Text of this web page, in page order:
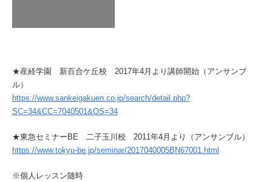
★産経学園 新百合ケ丘校 2017年4月より講師開始（アンサンブ
ル）
https://www.sankeigakuen.co.jp/search/detail.php?
SC=34&CC=7040501&OS=34
★東急セミナーBE 二子玉川校 2011年4月より（アンサンブル）
https://www.tokyu-be.jp/seminar/2017040005BN67001.html
※個人レッスン随時